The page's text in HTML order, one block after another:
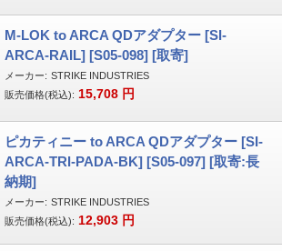
M-LOK to ARCA QDアダプター [SI-
ARCA-RAIL] [S05-098] [取寄]
メーカー: STRIKE INDUSTRIES
販売価格(税込): 15,708 円
ピカティニー to ARCA QDアダプター [SI-
ARCA-TRI-PADA-BK] [S05-097] [取寄:長
納期]
メーカー: STRIKE INDUSTRIES
販売価格(税込): 12,903 円